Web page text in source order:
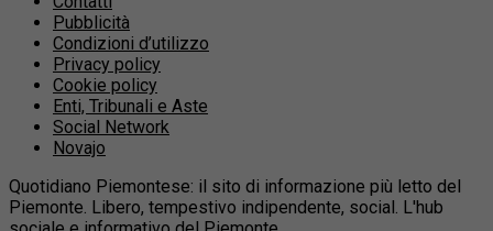
Pubblicità
Condizioni d’utilizzo
Privacy policy
Cookie policy
Enti, Tribunali e Aste
Social Network
Novajo
Quotidiano Piemontese: il sito di informazione più letto del
Piemonte. Libero, tempestivo indipendente, social. L'hub